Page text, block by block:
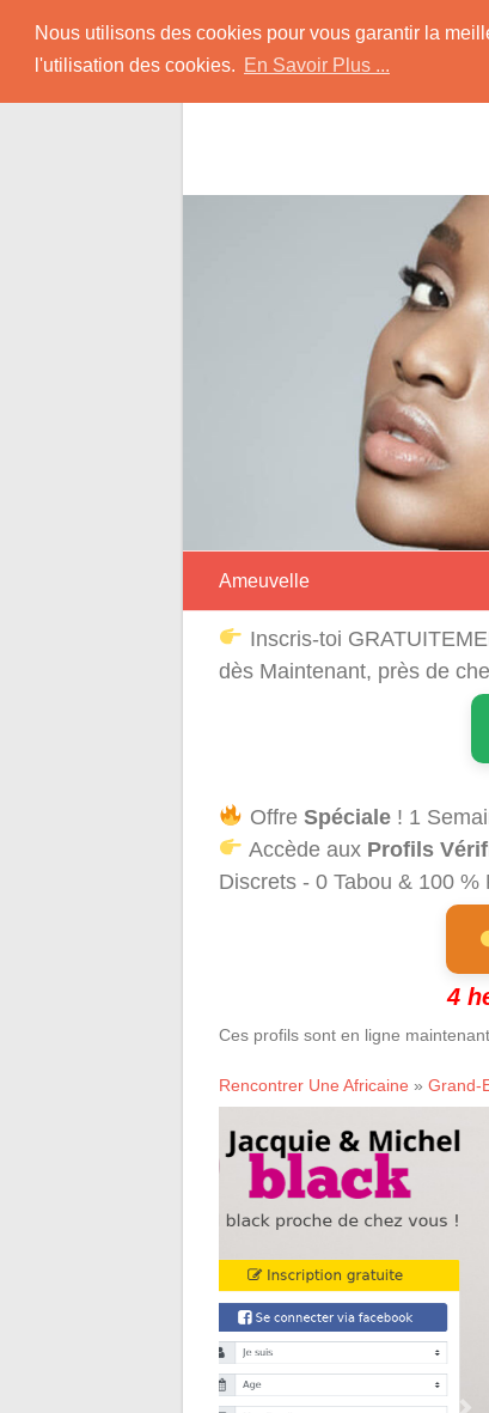
Nous utilisons des cookies pour vous garantir la
l'utilisation des cookies. En Savoir Plus ...
content
Rencontrer-
Conseils et Infos pour la Rencontre
Ameuvelle
Inscris-toi
dès Maintenant, près de
Offre Spéciale! 1
Accède aux Profils
Discrets - 0 Tabou & 100 %
4
Ces profils sont en ligne
Rencontrer Une Africaine » Grand-